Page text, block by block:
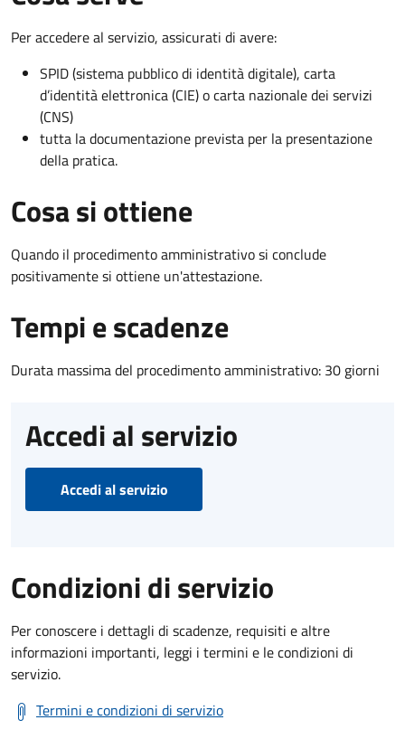
Per accedere al servizio, assicurati di avere:
SPID (sistema pubblico di identità digitale), carta
d’identità elettronica (CIE) o carta nazionale dei servizi
(CNS)
tutta la documentazione prevista per la presentazione
della pratica.
Cosa si ottiene
Quando il procedimento amministrativo si conclude
positivamente si ottiene un'attestazione.
Tempi e scadenze
Durata massima del procedimento amministrativo: 30 giorni
Accedi al servizio
Accedi al servizio
Condizioni di servizio
Per conoscere i dettagli di scadenze, requisiti e altre
informazioni importanti, leggi i termini e le condizioni di
servizio.
Termini e condizioni di servizio